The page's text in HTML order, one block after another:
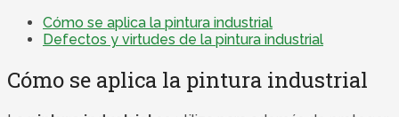
Cómo se aplica la pintura industrial
Defectos y virtudes de la pintura industrial
Cómo se aplica la pintura industrial